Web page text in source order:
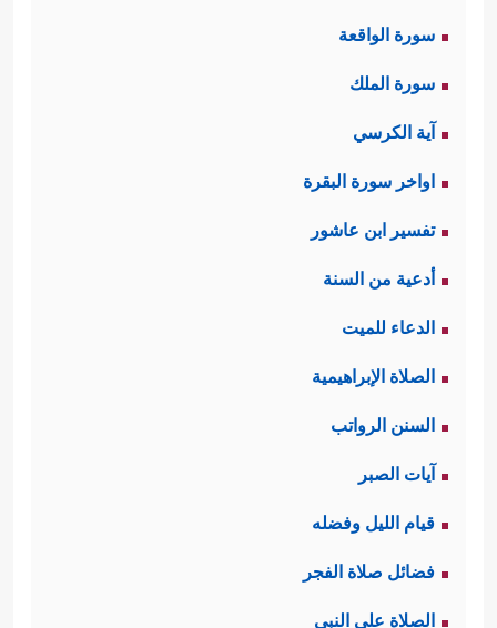
سورة الواقعة
سورة الملك
آية الكرسي
اواخر سورة البقرة
تفسير ابن عاشور
أدعية من السنة
الدعاء للميت
الصلاة الإبراهيمية
السنن الرواتب
آيات الصبر
قيام الليل وفضله
فضائل صلاة الفجر
الصلاة على النبي